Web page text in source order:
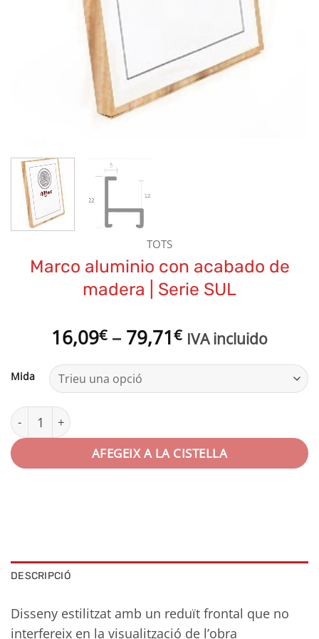
TOTS
Marco aluminio con acabado de
madera | Serie SUL
16,09€ – 79,71€Interval
16,09€
IVA incluido
Mida
quantitat de Marco aluminio con acabado de madera |
AFEGEIX A LA CISTELLA
DESCRIPCIÓ
Disseny estilitzat amb un reduït frontal que no
interfereix en la visualització de l’obra